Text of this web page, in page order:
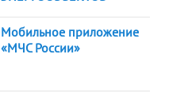
Мобильное приложение
«МЧС России»